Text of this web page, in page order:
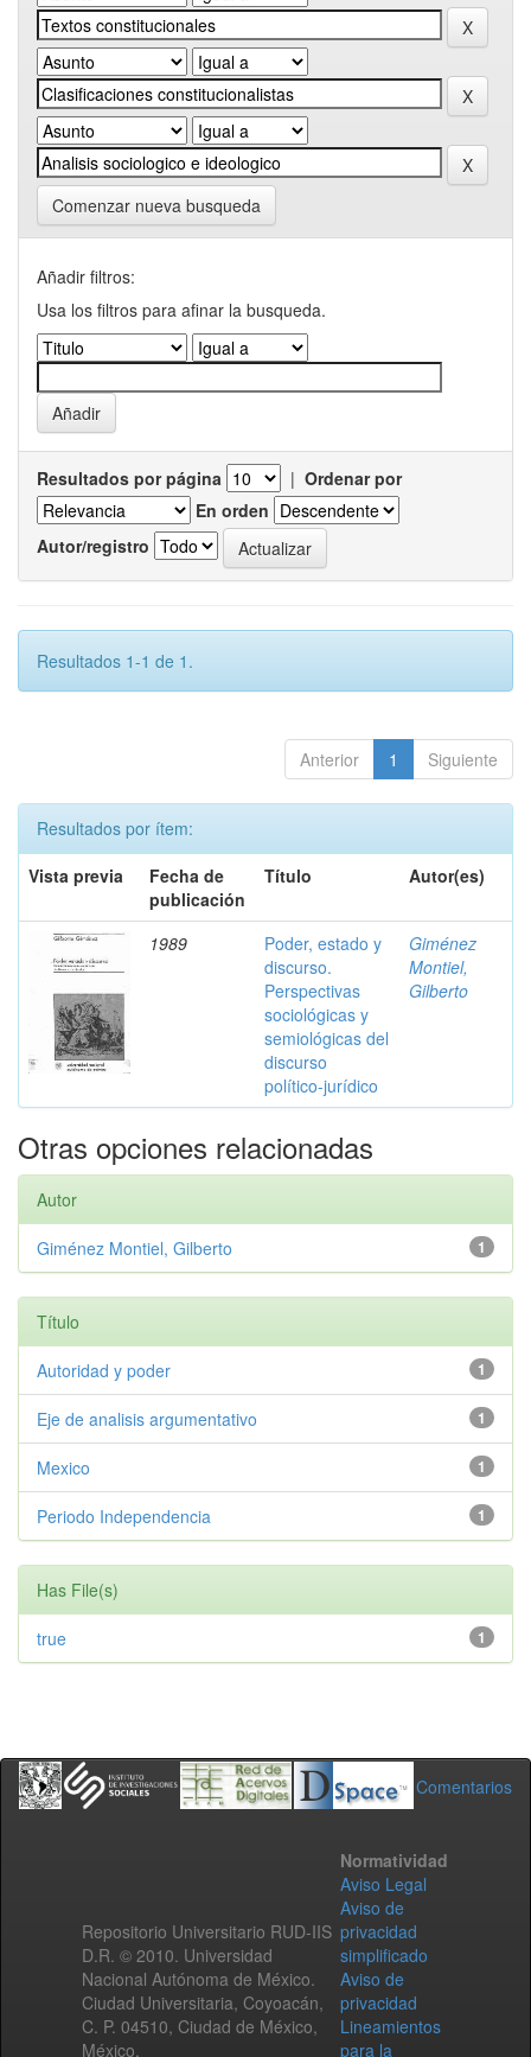
Comenzar nueva busqueda
Añadir filtros:
Usa los filtros para afinar la busqueda.
Resultados por página | Ordenar por
En orden
Autor/registro
Resultados 1-1 de 1.
Anterior 1 Siguiente
Resultados por ítem:
Vista previa
Fecha de
publicación
Título Autor(es)
1989
Poder, estado y
discurso.
Perspectivas
sociológicas y
semiológicas del
discurso
político-jurídico
Giménez
Montiel,
Gilberto
Otras opciones relacionadas
Autor
1
Giménez Montiel, Gilberto
Título
1
Autoridad y poder
1
Eje de analisis argumentativo
1
Mexico
1
Periodo Independencia
Has File(s)
1
true
Comentarios
Repositorio Universitario RUD-IIS
D.R. © 2010. Universidad
Nacional Autónoma de México.
Ciudad Universitaria, Coyoacán,
C. P. 04510, Ciudad de México,
México.
Normatividad
Aviso Legal
Aviso de
privacidad
simplificado
Aviso de
privacidad
Lineamientos
para la